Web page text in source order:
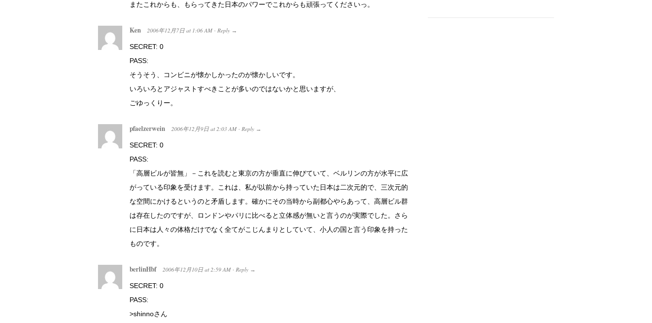
またこれからも、もらってきた日本のパワーでこれからも頑張ってくださいっ。
Ken 2006年12月7日 at 1:06 AM · Reply →
SECRET: 0
PASS:
そうそう、コンビニが懐かしかったのが懐かしいです。
いろいろとアジャストすべきことが多いのではないかと思いますが、
ごゆっくりー。
pfaelzerwein 2006年12月9日 at 2:03 AM · Reply →
SECRET: 0
PASS:
「高層ビルが皆無」－これを読むと東京の方が垂直に伸びていて、ベルリンの方が水平に広
がっている印象を受けます。これは、私が以前から持っていた日本は二次元的で、三次元的
な空間にかけるというのと矛盾します。確かにその当時から副都心やらあって、高層ビル群
は存在したのですが、ロンドンやパリに比べると立体感が無いと言うのが実際でした。さら
に日本は人々の体格だけでなく全てがこじんまりとしていて、小人の国と言う印象を持った
ものです。
berlinHbf 2006年12月10日 at 2:59 AM · Reply →
SECRET: 0
PASS:
>shinnoさん